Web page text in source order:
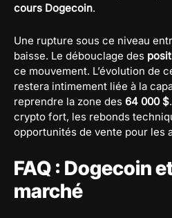
cours Dogecoin.
Une rupture sous ce niveau
baisse. Le débouclage des
ce mouvement. L’évolution de
restera intimement liée à la
reprendre la zone des 64 000 $
crypto fort, les rebonds
opportunités de vente pour les
FAQ : Dogecoin
marché